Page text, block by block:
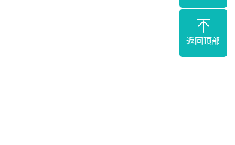
返回顶部